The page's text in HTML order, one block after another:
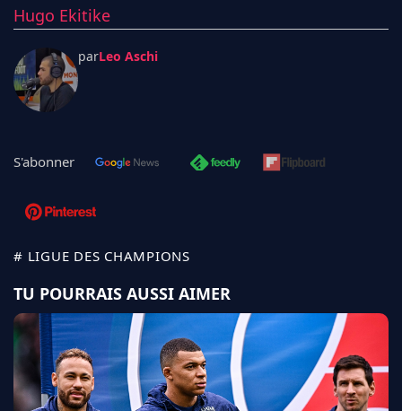
Hugo Ekitike
parLeo Aschi
S'abonner
# LIGUE DES CHAMPIONS
TU POURRAIS AUSSI AIMER